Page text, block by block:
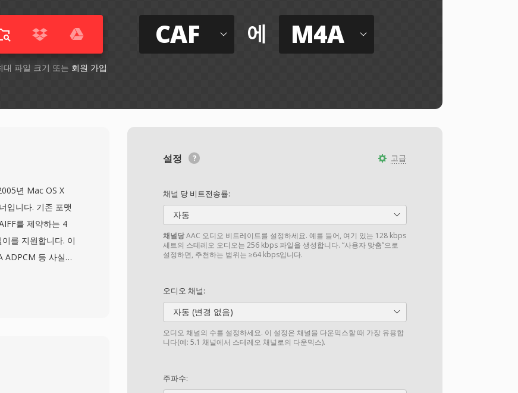
대 파일 크기 또는 회원 가입
CAF 에 M4A
고급
설정
채널 당 비트전송률:
자동
채널당AAC 오디오 비트레이트를 설정하세요. 예를 들어, 여기 있는 128 kbps
세트의 스테레오 오디오는 256 kbps 파일을 생성합니다. “사용자 맞춤”으로
설정하면, 추천하는 범위는 ≥64 kbps입니다.
오디오 채널:
자동 (변경 없음)
오디오 채널의 수를 설정하세요. 이 설정은 채널을 다운믹스할 때 가장 유용합
니다(예: 5.1 채널에서 스테레오 채널로의 다운믹스).
주파수:
년 Mac OS X
입니다. 기존 포맷
를 제약하는 4
를 지원합니다. 이
ADPCM 등 사실상
아키텍처로 채널
macOS와 iOS에서